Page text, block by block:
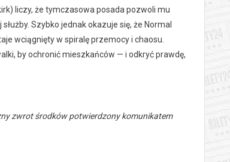
liczy, że tymczasowa posada pozwoli mu
Szybko jednak okazuje się, że Normal
wciągnięty w spiralę przemocy i chaosu.
by ochronić mieszkańców — i odkryć prawdę,
zwrot środków potwierdzony komunikatem